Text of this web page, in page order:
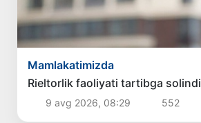
Mamlakatimizda
Rieltorlik faoliyati tartibga solindi
9 avg 2026, 08:29 552